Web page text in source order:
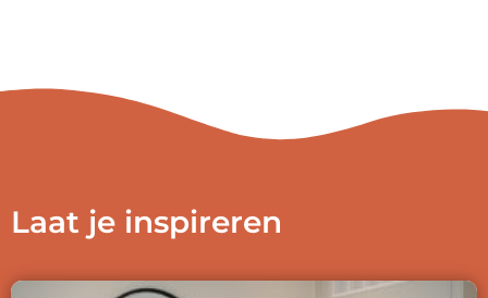
Laat je inspireren